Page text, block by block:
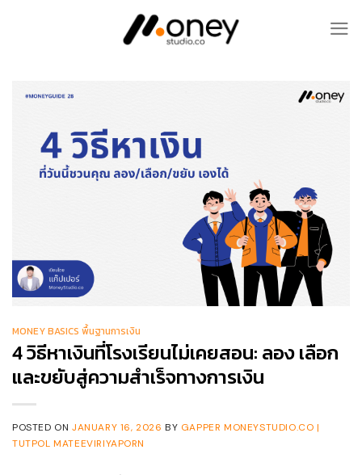
MONEY BASICS พื้นฐานการเงิน
4 วิธีหาเงินที่โรงเรียนไม่เคยสอน: ลอง เลือก
และขยับสู่ความสำเร็จทางการเงิน
POSTED ON JANUARY 16, 2026 BY GAPPER MONEYSTUDIO.CO |
TUTPOL MATEEVIRIYAPORN